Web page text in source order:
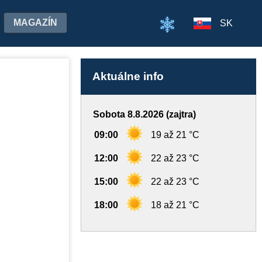
MAGAZÍN SK
Aktuálne info
Sobota 8.8.2026 (zajtra)
09:00 19 až 21 °C
12:00 22 až 23 °C
15:00 22 až 23 °C
18:00 18 až 21 °C